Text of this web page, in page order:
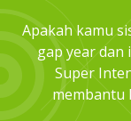
Apakah kamu
gap year dan
Super
membantu